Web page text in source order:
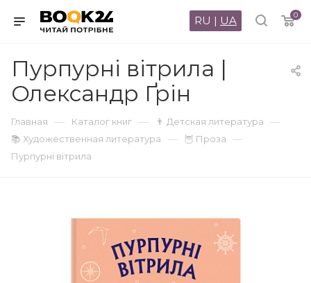
0
RU | UA
Пурпурні вітрила |
Олександр Ґрін
Главная — Каталог книг — 👨 Детская литература —
📚 Художественная литература — 🦉 Проза —
Пурпурні вітрила